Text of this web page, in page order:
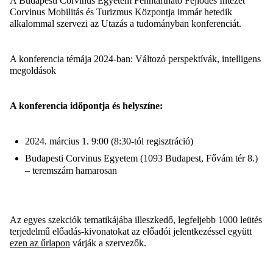
Corvinus Mobilitás és Turizmus Központja immár hetedik
alkalommal szervezi az Utazás a tudományban konferenciát.
A konferencia témája 2024-ban: Változó perspektívák, intelligens
megoldások
A konferencia időpontja és helyszíne:
2024. március 1. 9:00 (8:30-tól regisztráció)
Budapesti Corvinus Egyetem (1093 Budapest, Fővám tér 8.)
– teremszám hamarosan
Az egyes szekciók tematikájába illeszkedő, legfeljebb 1000 leütés
terjedelmű előadás-kivonatokat az előadói jelentkezéssel együtt
ezen az űrlapon várják a szervezők.